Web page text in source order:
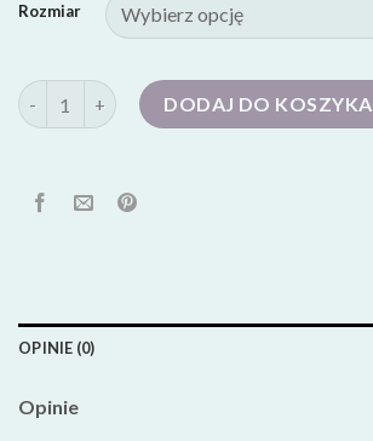
Rozmiar
ilość buty męskie sportoweDODAJ DO KOSZYKA
OPINIE (0)
Opinie